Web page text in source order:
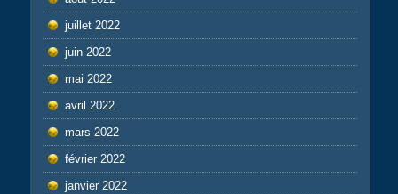
juillet 2022
juin 2022
mai 2022
avril 2022
mars 2022
février 2022
janvier 2022